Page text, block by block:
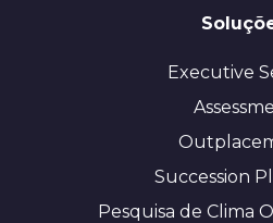
Executive
Succession
Pesquisa de Clima